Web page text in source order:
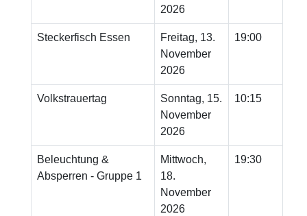
2026
Steckerfisch Essen
Freitag, 13.
November
2026
19:00
Volkstrauertag
Sonntag, 15.
November
2026
10:15
Beleuchtung &
Absperren - Gruppe 1
Mittwoch,
18.
November
2026
19:30